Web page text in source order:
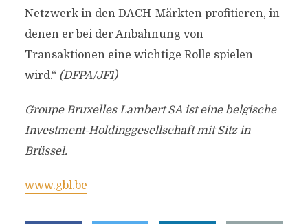
Netzwerk in den DACH-Märkten profitieren, in
denen er bei der Anbahnung von
Transaktionen eine wichtige Rolle spielen
wird.“ (DFPA/JF1)
Groupe Bruxelles Lambert SA ist eine belgische
Investment-Holdinggesellschaft mit Sitz in
Brüssel.
www.gbl.be